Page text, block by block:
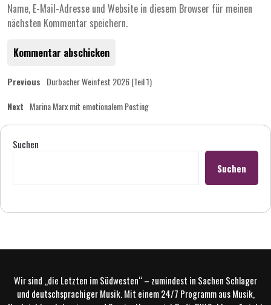
Name, E-Mail-Adresse und Website in diesem Browser für meinen
nächsten Kommentar speichern.
Beitragsnavigation
Previous
Previous
Durbacher Weinfest 2026 (Teil 1)
Next
Next
Marina Marx mit emotionalem Posting
Suchen
Suchen
Wir sind „die Letzten im Südwesten“ – zumindest in Sachen Schlager
und deutschsprachiger Musik. Mit einem 24/7 Programm aus Musik,